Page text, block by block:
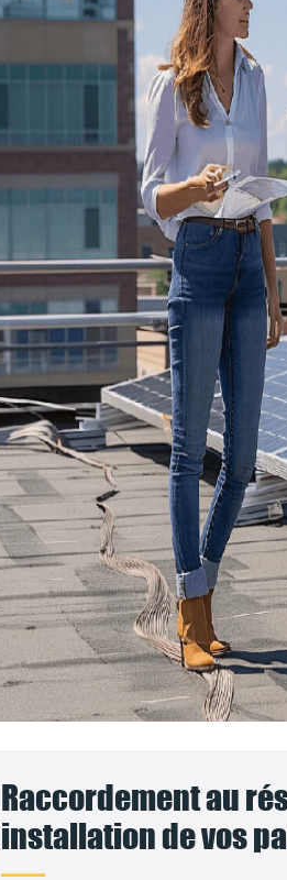
Raccordement au
installation de vos